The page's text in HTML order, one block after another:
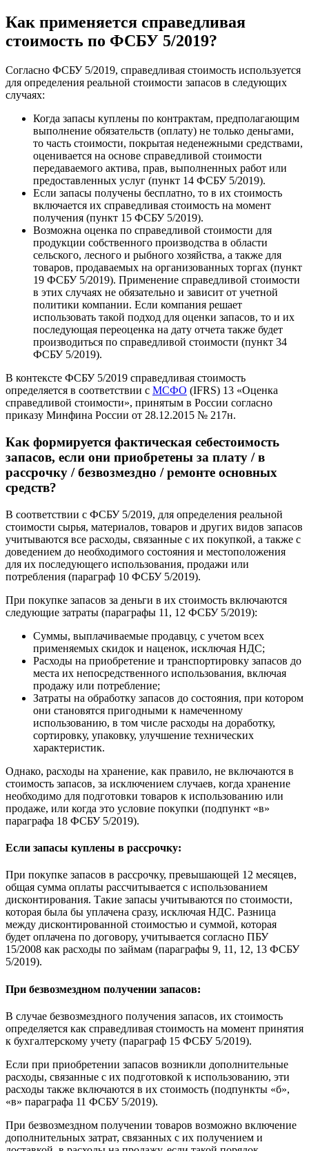
Как применяется справедливая
стоимость по ФСБУ 5/2019?
Согласно ФСБУ 5/2019, справедливая стоимость используется
для определения реальной стоимости запасов в следующих
случаях:
Когда запасы куплены по контрактам, предполагающим
выполнение обязательств (оплату) не только деньгами,
то часть стоимости, покрытая неденежными средствами,
оценивается на основе справедливой стоимости
передаваемого актива, прав, выполненных работ или
предоставленных услуг (пункт 14 ФСБУ 5/2019).
Если запасы получены бесплатно, то в их стоимость
включается их справедливая стоимость на момент
получения (пункт 15 ФСБУ 5/2019).
Возможна оценка по справедливой стоимости для
продукции собственного производства в области
сельского, лесного и рыбного хозяйства, а также для
товаров, продаваемых на организованных торгах (пункт
19 ФСБУ 5/2019). Применение справедливой стоимости
в этих случаях не обязательно и зависит от учетной
политики компании. Если компания решает
использовать такой подход для оценки запасов, то и их
последующая переоценка на дату отчета также будет
производиться по справедливой стоимости (пункт 34
ФСБУ 5/2019).
В контексте ФСБУ 5/2019 справедливая стоимость
определяется в соответствии с МСФО (IFRS) 13 «Оценка
справедливой стоимости», принятым в России согласно
приказу Минфина России от 28.12.2015 № 217н.
Как формируется фактическая себестоимость
запасов, если они приобретены за плату / в
рассрочку / безвозмездно / ремонте основных
средств?
В соответствии с ФСБУ 5/2019, для определения реальной
стоимости сырья, материалов, товаров и других видов запасов
учитываются все расходы, связанные с их покупкой, а также с
доведением до необходимого состояния и местоположения
для их последующего использования, продажи или
потребления (параграф 10 ФСБУ 5/2019).
При покупке запасов за деньги в их стоимость включаются
следующие затраты (параграфы 11, 12 ФСБУ 5/2019):
Суммы, выплачиваемые продавцу, с учетом всех
применяемых скидок и наценок, исключая НДС;
Расходы на приобретение и транспортировку запасов до
места их непосредственного использования, включая
продажу или потребление;
Затраты на обработку запасов до состояния, при котором
они становятся пригодными к намеченному
использованию, в том числе расходы на доработку,
сортировку, упаковку, улучшение технических
характеристик.
Однако, расходы на хранение, как правило, не включаются в
стоимость запасов, за исключением случаев, когда хранение
необходимо для подготовки товаров к использованию или
продаже, или когда это условие покупки (подпункт «в»
параграфа 18 ФСБУ 5/2019).
Если запасы куплены в рассрочку:
При покупке запасов в рассрочку, превышающей 12 месяцев,
общая сумма оплаты рассчитывается с использованием
дисконтирования. Такие запасы учитываются по стоимости,
которая была бы уплачена сразу, исключая НДС. Разница
между дисконтированной стоимостью и суммой, которая
будет оплачена по договору, учитывается согласно ПБУ
15/2008 как расходы по займам (параграфы 9, 11, 12, 13 ФСБУ
5/2019).
При безвозмездном получении запасов:
В случае безвозмездного получения запасов, их стоимость
определяется как справедливая стоимость на момент принятия
к бухгалтерскому учету (параграф 15 ФСБУ 5/2019).
Если при приобретении запасов возникли дополнительные
расходы, связанные с их подготовкой к использованию, эти
расходы также включаются в их стоимость (подпункты «б»,
«в» параграфа 11 ФСБУ 5/2019).
При безвозмездном получении товаров возможно включение
дополнительных затрат, связанных с их получением и